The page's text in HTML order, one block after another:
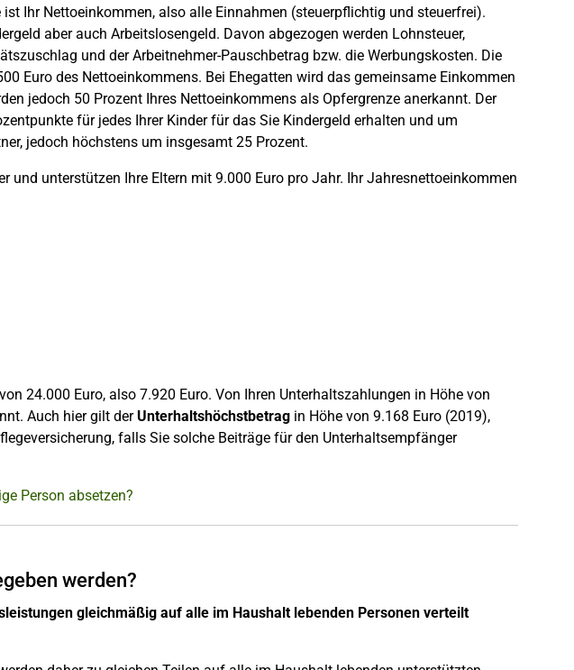
Ihr Nettoeinkommen, also alle Einnahmen (steuerpflichtig und steuerfrei).
aber auch Arbeitslosengeld. Davon abgezogen werden Lohnsteuer,
und der Arbeitnehmer-Pauschbetrag bzw. die Werbungskosten. Die
Euro des Nettoeinkommens. Bei Ehegatten wird das gemeinsame Einkommen
jedoch 50 Prozent Ihres Nettoeinkommens als Opfergrenze anerkannt. Der
für jedes Ihrer Kinder für das Sie Kindergeld erhalten und um
jedoch höchstens um insgesamt 25 Prozent.
und unterstützen Ihre Eltern mit 9.000 Euro pro Jahr. Ihr Jahresnettoeinkommen
24.000 Euro, also 7.920 Euro. Von Ihren Unterhaltszahlungen in Höhe von
Auch hier gilt der Unterhaltshöchstbetrag in Höhe von 9.168 Euro (2019),
falls Sie solche Beiträge für den Unterhaltsempfänger
Person absetzen?
werden?
gleichmäßig auf alle im Haushalt lebenden Personen verteilt